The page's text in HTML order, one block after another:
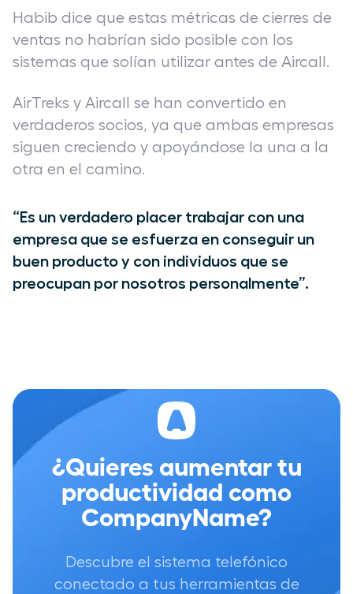
Habib dice que estas métricas de cierres de
ventas no habrían sido posible con los
sistemas que solían utilizar antes de Aircall.
AirTreks y Aircall se han convertido en
verdaderos socios, ya que ambas empresas
siguen creciendo y apoyándose la una a la
otra en el camino.
“Es un verdadero placer trabajar con una
empresa que se esfuerza en conseguir un
buen producto y con individuos que se
preocupan por nosotros personalmente”.
¿Quieres aumentar tu
productividad como
CompanyName?
Descubre el sistema telefónico
conectado a tus herramientas de